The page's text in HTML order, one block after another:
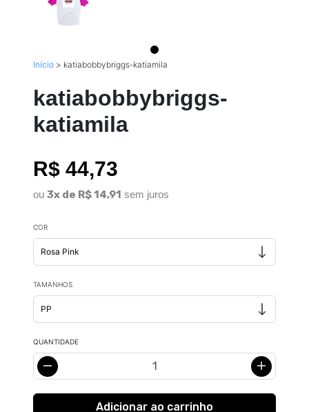
Início > katiabobbybriggs-katiamila
katiabobbybriggs-
katiamila
R$ 44,73
ou 3x de R$ 14,91 sem juros
COR
TAMANHOS
QUANTIDADE